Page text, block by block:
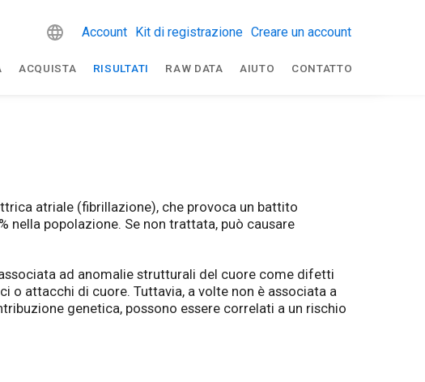
Account Kit di registrazione Creare un account
ACQUISTA RISULTATI RAW DATA AIUTO CONTATTO
atriale (fibrillazione), che provoca un battito
nella popolazione. Se non trattata, può causare
ad anomalie strutturali del cuore come difetti
attacchi di cuore. Tuttavia, a volte non è associata a
genetica, possono essere correlati a un rischio